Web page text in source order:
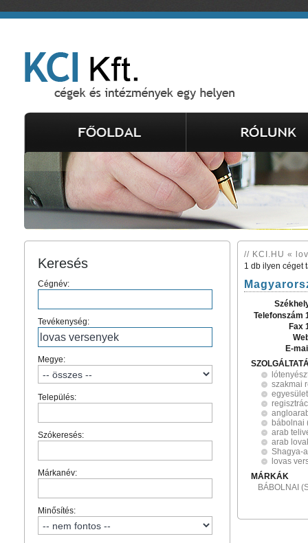
Keresés
Cégnév:
Tevékenység:
Megye:
Település:
Szókeresés:
Márkanév:
Minősítés:
// KCI.HU «
1 db ilyen céget
Telefonszám
Fax
E-
szakmai
egyesület
bábolnai
arab
arab
Shagya-
lovas
MÁRKÁK
BÁBOLNAI